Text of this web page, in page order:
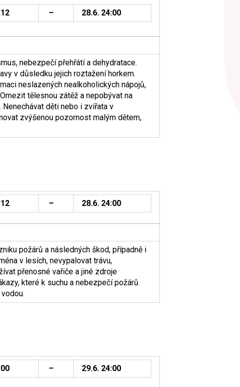
– 28.6. 24:00
nebezpečí přehřátí a dehydratace.
v důsledku jejich roztažení horkem.
neslazených nealkoholických nápojů,
tělesnou zátěž a nepobývat na
děti nebo i zvířata v
zvýšenou pozornost malým dětem,
– 28.6. 24:00
požárů a následných škod, případně i
v lesích, nevypalovat trávu,
přenosné vařiče a jiné zdroje
které k suchu a nebezpečí požárů
– 29.6. 24:00